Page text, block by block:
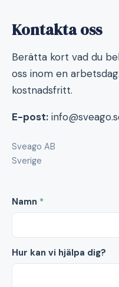
Kontakta oss
Berätta kort vad du
oss inom en
kostnadsfritt.
E-post:
Sveago AB
Sverige
Namn *
Hur kan vi hjälpa dig?